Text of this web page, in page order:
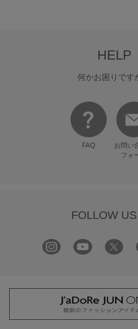
HELP
何かお困りです
FAQ
お問い
フォ
FOLLOW